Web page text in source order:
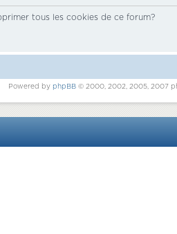
tous les cookies de ce forum?
Powered by phpBB© 2000, 2002, 2005, 2007